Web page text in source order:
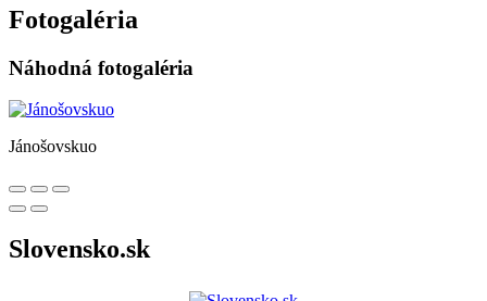
Fotogaléria
Náhodná fotogaléria
Jánošovskuo
Slovensko.sk